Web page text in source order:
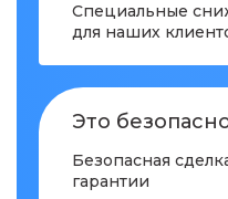
Специальные
для наших
Это
Безопасная
гарантии